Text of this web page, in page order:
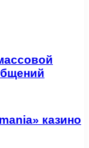
казино